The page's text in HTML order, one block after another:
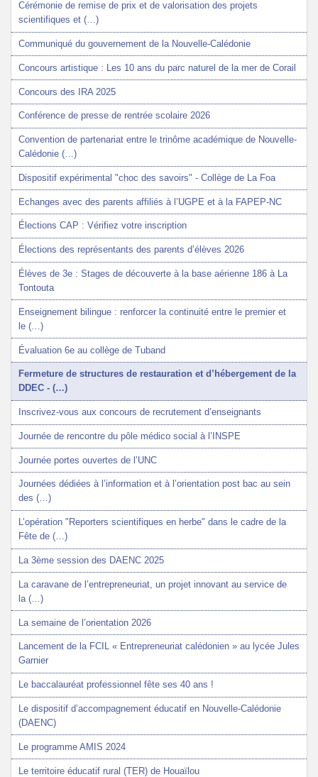
Cérémonie de remise de prix et de valorisation des projets
scientifiques et (…)
Communiqué du gouvernement de la Nouvelle-Calédonie
Concours artistique : Les 10 ans du parc naturel de la mer de Corail
Concours des IRA 2025
Conférence de presse de rentrée scolaire 2026
Convention de partenariat entre le trinôme académique de Nouvelle-
Calédonie (…)
Dispositif expérimental "choc des savoirs" - Collège de La Foa
Echanges avec des parents affiliés à l’UGPE et à la FAPEP-NC
Élections CAP : Vérifiez votre inscription
Élections des représentants des parents d’élèves 2026
Élèves de 3e : Stages de découverte à la base aérienne 186 à La
Tontouta
Enseignement bilingue : renforcer la continuité entre le premier et
le (…)
Évaluation 6e au collège de Tuband
Fermeture de structures de restauration et d’hébergement de la
DDEC - (…)
Inscrivez-vous aux concours de recrutement d’enseignants
Journée de rencontre du pôle médico social à l’INSPE
Journée portes ouvertes de l’UNC
Journées dédiées à l’information et à l’orientation post bac au sein
des (…)
L’opération "Reporters scientifiques en herbe" dans le cadre de la
Fête de (…)
La 3ème session des DAENC 2025
La caravane de l’entrepreneuriat, un projet innovant au service de
la (…)
La semaine de l’orientation 2026
Lancement de la FCIL « Entrepreneuriat calédonien » au lycée Jules
Garnier
Le baccalauréat professionnel fête ses 40 ans !
Le dispositif d’accompagnement éducatif en Nouvelle-Calédonie
(DAENC)
Le programme AMIS 2024
Le territoire éducatif rural (TER) de Houaïlou